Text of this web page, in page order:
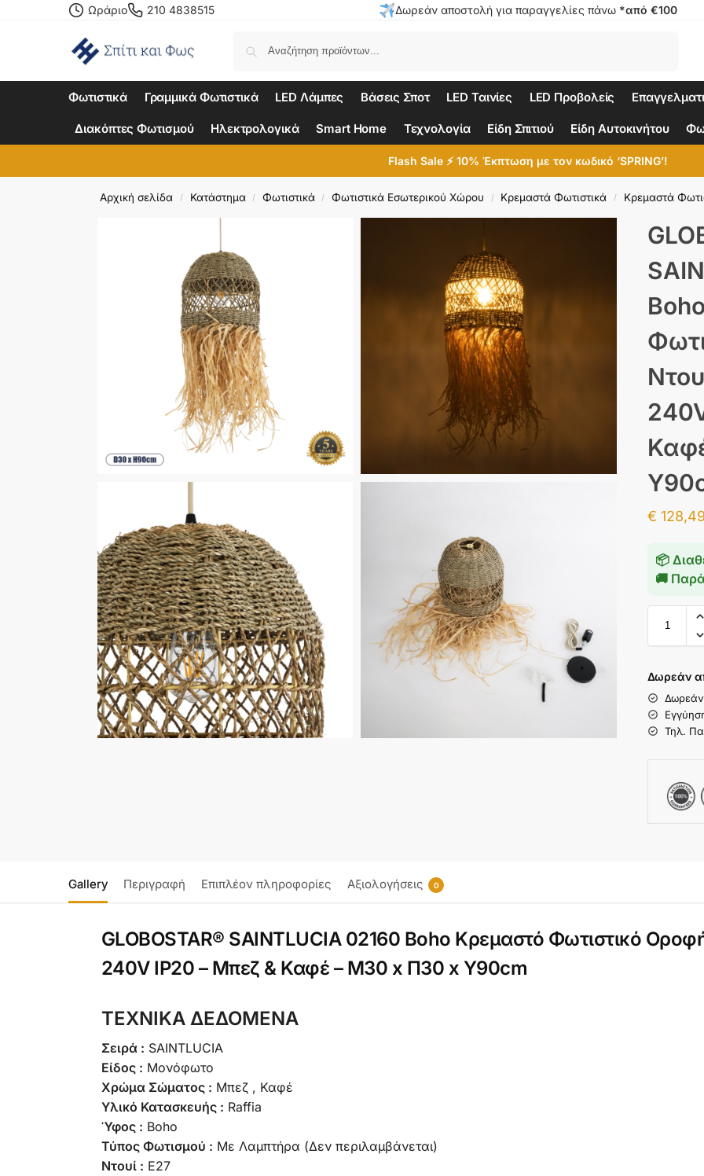
Ωράριο 210 4838515 Δωρεάν αποστολή για παραγγελίες πάνω *από €100
Φωτιστικά Γραμμικά Φωτιστικά LED Λάμπες Βάσεις Σποτ LED Ταινίες LED Προβολείς
Διακόπτες Φωτισμού Ηλεκτρολογικά Smart Home Τεχνολογία Είδη Σπιτιού Είδη Αυτοκινήτου
Flash Sale ⚡ 10% Έκπτωση με τον κωδικό ‘SPRING’!
Αρχική σελίδα / Κατάστημα / Φωτιστικά / Φωτιστικά Εσωτερικού Χώρου / Κρεμαστά Φωτιστικά / Κρεμαστά
€
📦
🚚
Δωρεάν
Τηλ.
Gallery Περιγραφή Επιπλέον πληροφορίες Αξιολογήσεις 0
GLOBOSTAR® SAINTLUCIA 02160 Boho Κρεμαστό Φωτιστικό
240V IP20 – Μπεζ & Καφέ – Μ30 x Π30 x Υ90cm
ΤΕΧΝΙΚΑ ΔΕΔΟΜΕΝΑ
Σειρά : SAINTLUCIA
Είδος : Μονόφωτο
Χρώμα Σώματος : Μπεζ , Καφέ
Υλικό Κατασκευής : Raffia
Ύφος : Boho
Τύπος Φωτισμού : Με Λαμπτήρα (Δεν περιλαμβάνεται)
Ντουί : E27